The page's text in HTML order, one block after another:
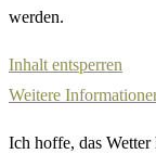
werden.
Inhalt entsperren
Weitere
Ich hoffe, das